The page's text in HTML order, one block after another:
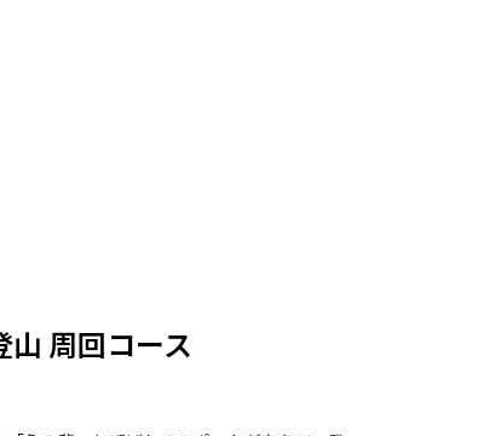
周回コース